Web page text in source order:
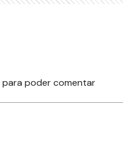
para poder comentar